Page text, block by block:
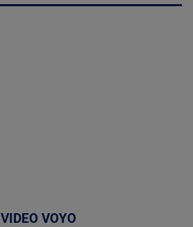
VIDEO VOYO